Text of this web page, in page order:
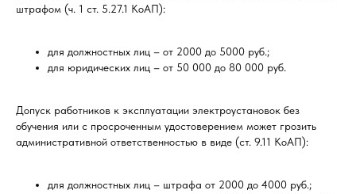
штрафом (ч. 1 ст. 5.27.1 КоАП):
для должностных лиц – от 2000 до 5000 руб.;
для юридических лиц – от 50 000 до 80 000 руб.
Допуск работников к эксплуатации электроустановок без
обучения или с просроченным удостоверением может грозить
административной ответственностью в виде (ст. 9.11 КоАП):
для должностных лиц – штрафа от 2000 до 4000 руб.;